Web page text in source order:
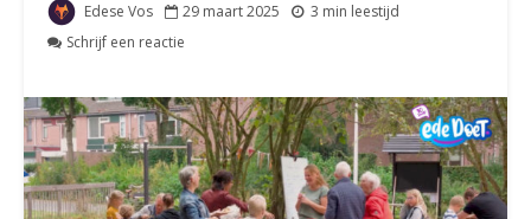
Edese Vos 29 maart 2025
3 min leestijd
Schrijf een reactie